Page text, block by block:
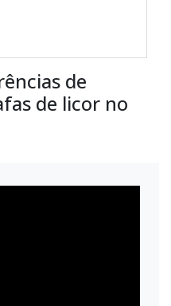
de
de licor no